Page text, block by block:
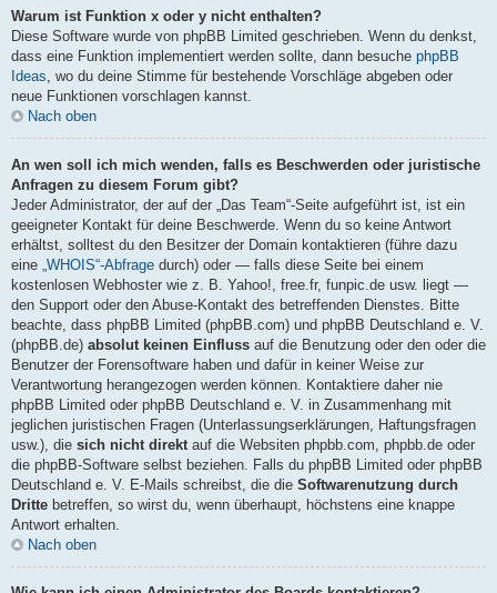
Warum ist Funktion x oder y nicht enthalten?
Diese Software wurde von phpBB Limited geschrieben. Wenn du denkst,
dass eine Funktion implementiert werden sollte, dann besuche phpBB
Ideas, wo du deine Stimme für bestehende Vorschläge abgeben oder
neue Funktionen vorschlagen kannst.
Nach oben
An wen soll ich mich wenden, falls es Beschwerden oder juristische
Anfragen zu diesem Forum gibt?
Jeder Administrator, der auf der „Das Team“-Seite aufgeführt ist, ist ein
geeigneter Kontakt für deine Beschwerde. Wenn du so keine Antwort
erhältst, solltest du den Besitzer der Domain kontaktieren (führe dazu
eine „WHOIS“-Abfrage durch) oder — falls diese Seite bei einem
kostenlosen Webhoster wie z. B. Yahoo!, free.fr, funpic.de usw. liegt —
den Support oder den Abuse-Kontakt des betreffenden Dienstes. Bitte
beachte, dass phpBB Limited (phpBB.com) und phpBB Deutschland e. V.
(phpBB.de) absolut keinen Einfluss auf die Benutzung oder den oder die
Benutzer der Forensoftware haben und dafür in keiner Weise zur
Verantwortung herangezogen werden können. Kontaktiere daher nie
phpBB Limited oder phpBB Deutschland e. V. in Zusammenhang mit
jeglichen juristischen Fragen (Unterlassungserklärungen, Haftungsfragen
usw.), die sich nicht direkt auf die Websiten phpbb.com, phpbb.de oder
die phpBB-Software selbst beziehen. Falls du phpBB Limited oder phpBB
Deutschland e. V. E-Mails schreibst, die die Softwarenutzung durch
Dritte betreffen, so wirst du, wenn überhaupt, höchstens eine knappe
Antwort erhalten.
Nach oben